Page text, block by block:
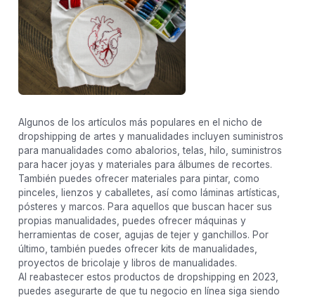
Algunos de los artículos más populares en el nicho de
dropshipping de artes y manualidades incluyen suministros
para manualidades como abalorios, telas, hilo, suministros
para hacer joyas y materiales para álbumes de recortes.
También puedes ofrecer materiales para pintar, como
pinceles, lienzos y caballetes, así como láminas artísticas,
pósteres y marcos. Para aquellos que buscan hacer sus
propias manualidades, puedes ofrecer máquinas y
herramientas de coser, agujas de tejer y ganchillos. Por
último, también puedes ofrecer kits de manualidades,
proyectos de bricolaje y libros de manualidades.
Al reabastecer estos productos de dropshipping en 2023,
puedes asegurarte de que tu negocio en línea siga siendo